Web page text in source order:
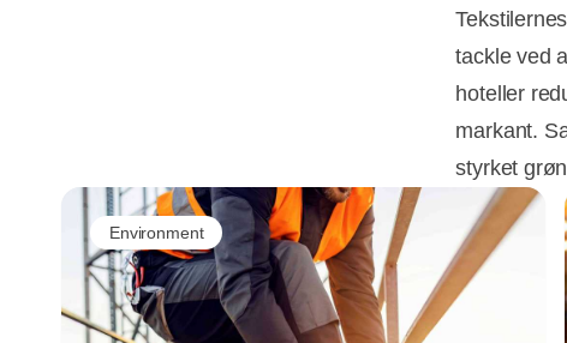
tackle ved
hoteller
markant.
styrket
Environment